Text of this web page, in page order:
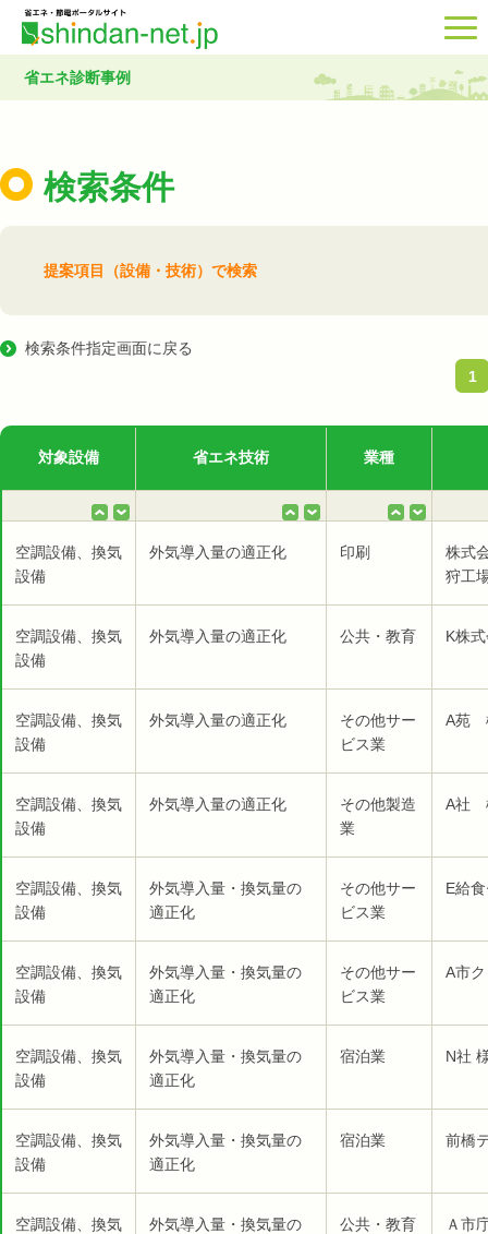
省エネ診断事例
検索条件
提案項目（設備・技術）で検索
検索条件指定画面に戻る
1
対象設備 省エネ技術 業種
空調設備、換気
設備
外気導入量の適正化 印刷
株式
狩工
空調設備、換気
設備
外気導入量の適正化 公共・教育 K株
空調設備、換気
設備
外気導入量の適正化
その他サー
ビス業
A苑
空調設備、換気
設備
外気導入量の適正化
その他製造
業
A社
空調設備、換気
設備
外気導入量・換気量の
適正化
その他サー
ビス業
E給
空調設備、換気
設備
外気導入量・換気量の
適正化
その他サー
ビス業
A市
空調設備、換気
設備
外気導入量・換気量の
適正化
宿泊業 N社
空調設備、換気
設備
外気導入量・換気量の
適正化
宿泊業 前橋
空調設備、換気
外気導入量・換気量の
公共・教育 Ａ市